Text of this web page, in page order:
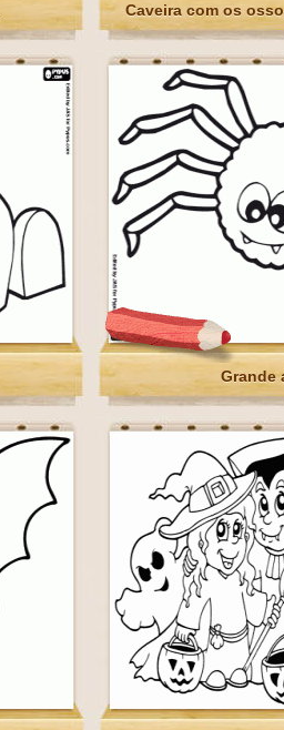
Caveira com os
Grande